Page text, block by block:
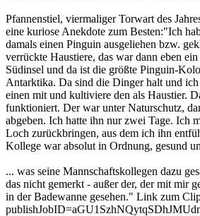
Pfannenstiel, viermaliger Torwart des
eine kuriose Anekdote zum Besten:"Ich
damals einen Pinguin ausgeliehen bzw.
verrückte Haustiere, das war dann eben
Südinsel und da ist die größte Pinguin-
Antarktika. Da sind die Dinger halt und ich
einen mit und kultiviere den als Haustier.
funktioniert. Der war unter Naturschutz,
abgeben. Ich hatte ihn nur zwei Tage. Ich
Loch zurückbringen, aus dem ich ihn
Kollege war absolut in Ordnung, gesund
... was seine Mannschaftskollegen dazu
das nicht gemerkt - außer der, der mit mir
in der Badewanne gesehen." Link zum